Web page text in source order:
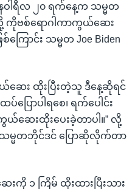
ဝါရီလ ၂၀ ရက်နေ့က သမ္မတ
ကိုဗစ်ရောဂါကာကွယ်ဆေး
ကြောင်း သမ္မတ Joe Biden
ဆေး ထိုးပြီးတဲ့သူ ဒီနေ့ဆိုရင်
ပြောပါရစေ၊ ရက်ပေါင်း
ဆေးထိုးပေးခဲ့တာပါ။” လို့
မ္မတဘိုင်ဒင် ပြောဆိုလိုက်တာ
ကို ၁ ကြိမ် ထိုးထားပြီးသား